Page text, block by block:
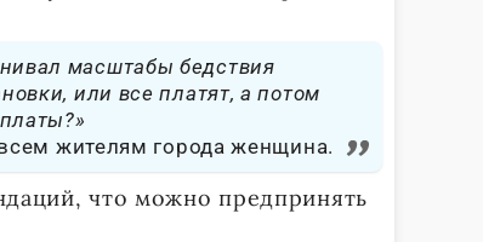
масштабы бедствия
или все платят, а потом
жителям города женщина.
что можно предпринять